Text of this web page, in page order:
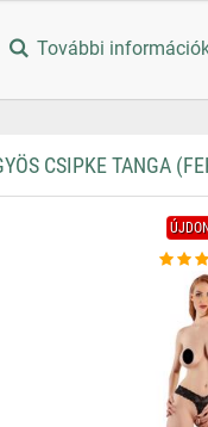
További
CSIPKE TANGA